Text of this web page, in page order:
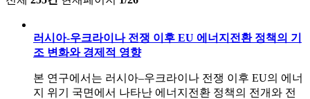
러시아-우크라이나 전쟁 이후 EU 에너지전환 정책의 기
조 변화와 경제적 영향
본 연구에서는 러시아–우크라이나 전쟁 이후 EU의 에너
지 위기 국면에서 나타난 에너지전환 정책의 전개와 전